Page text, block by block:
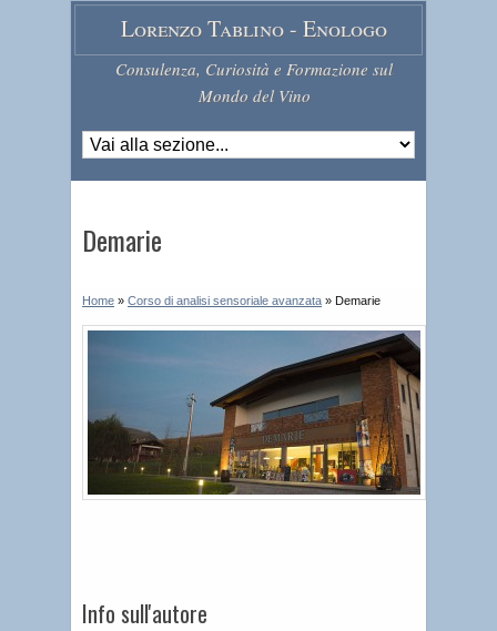
Lorenzo Tablino - Enologo
Consulenza, Curiosità e Formazione sul
Mondo del Vino
Demarie
Home » Corso di analisi sensoriale avanzata » Demarie
Info sull'autore